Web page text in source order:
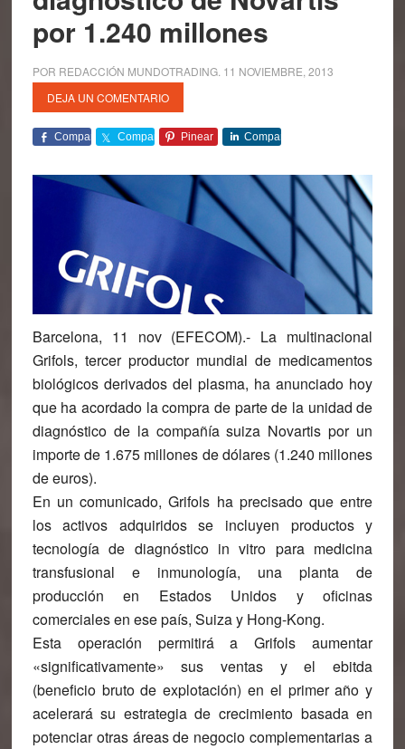
por 1.240 millones
POR REDACCIÓN MUNDOTRADING. 11 NOVIEMBRE, 2013
DEJA UN COMENTARIO
Comparte Comparte Pinear Comparte
Barcelona, 11 nov (EFECOM).- La multinacional
Grifols, tercer productor mundial de medicamentos
biológicos derivados del plasma, ha anunciado hoy
que ha acordado la compra de parte de la unidad de
diagnóstico de la compañía suiza Novartis por un
importe de 1.675 millones de dólares (1.240 millones
de euros).
En un comunicado, Grifols ha precisado que entre
los activos adquiridos se incluyen productos y
tecnología de diagnóstico in vitro para medicina
transfusional e inmunología, una planta de
producción en Estados Unidos y oficinas
comerciales en ese país, Suiza y Hong-Kong.
Esta operación permitirá a Grifols aumentar
«significativamente» sus ventas y el ebitda
(beneficio bruto de explotación) en el primer año y
acelerará su estrategia de crecimiento basada en
potenciar otras áreas de negocio complementarias a